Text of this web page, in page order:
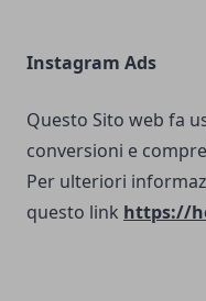
Instagram Ads
Questo Sito web fa
conversioni e
Per ulteriori
questo link https://